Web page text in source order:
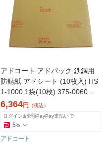
アドコート アドパック 鉄鋼用
防錆紙 アドシート (10枚入) HS
1-1000 1袋(10枚) 375-0060
（直送品）
6,364円
（税込）
ログイン&全額PayPay支払いで
5%
アドコート